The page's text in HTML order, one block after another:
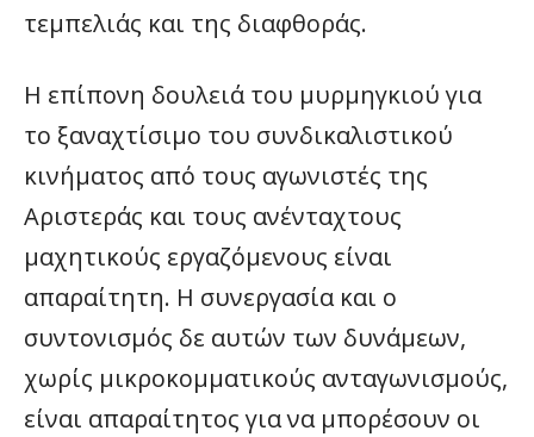
τεμπελιάς και της διαφθοράς.
Η επίπονη δουλειά του μυρμηγκιού για
το ξαναχτίσιμο του συνδικαλιστικού
κινήματος από τους αγωνιστές της
Αριστεράς και τους ανένταχτους
μαχητικούς εργαζόμενους είναι
απαραίτητη. Η συνεργασία και ο
συντονισμός δε αυτών των δυνάμεων,
χωρίς μικροκομματικούς ανταγωνισμούς,
είναι απαραίτητος για να μπορέσουν οι